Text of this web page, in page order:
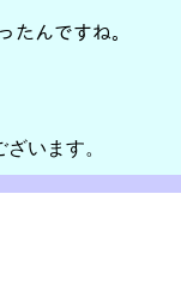
たんですね。
います。